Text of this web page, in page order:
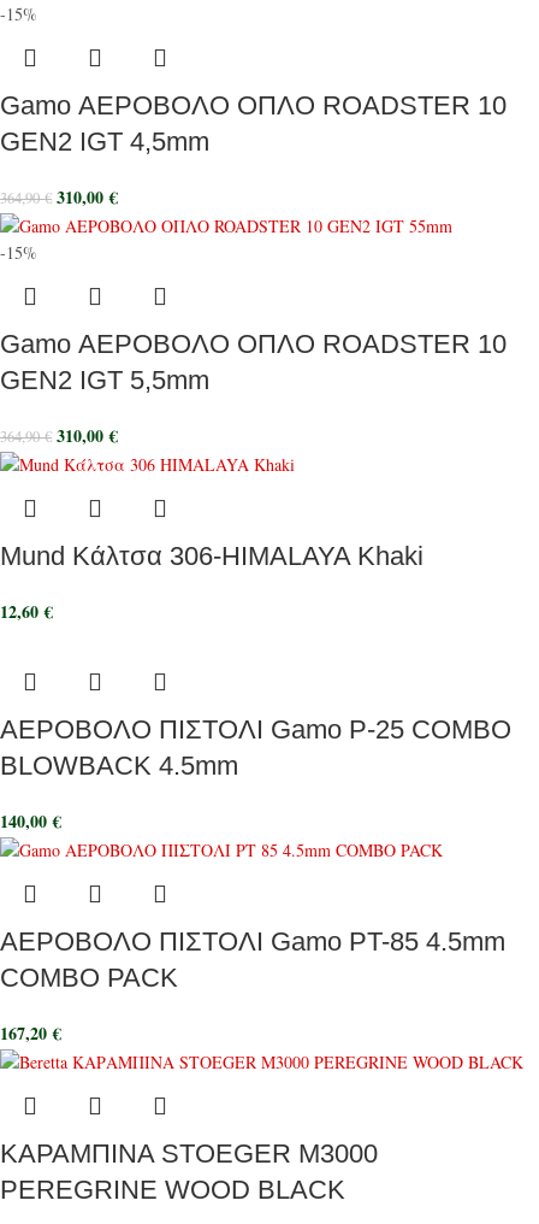
-15%
Gamo ΑΕΡΟΒΟΛΟ ΟΠΛΟ ROADSTER 10
GEN2 IGT 4,5mm
364,90€ 310,00€
-15%
Gamo ΑΕΡΟΒΟΛΟ ΟΠΛΟ ROADSTER 10
GEN2 IGT 5,5mm
364,90€ 310,00€
Mund Κάλτσα 306-HIMALAYA Khaki
12,60€
ΑΕΡΟΒΟΛΟ ΠΙΣΤΟΛΙ Gamo P-25 COMBO
BLOWBACK 4.5mm
140,00€
ΑΕΡΟΒΟΛΟ ΠΙΣΤΟΛΙ Gamo PT-85 4.5mm
COMBO PACK
167,20€
ΚΑΡΑΜΠΙΝΑ STOEGER M3000
PEREGRINE WOOD BLACK